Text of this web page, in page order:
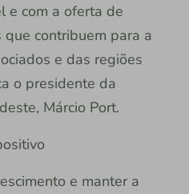
e com a oferta de
contribuem para a
e das regiões
o presidente da
Márcio Port.
e manter a